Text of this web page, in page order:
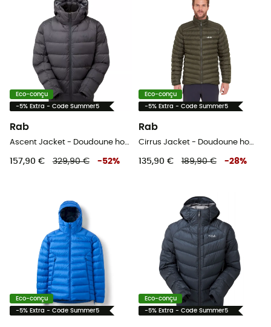
Eco-conçu
-5% Extra - Code Summer5
Rab
Ascent Jacket - Doudoune homme
157,90 € 329,90 € -52%
Eco-conçu
-5% Extra - Code Summer5
Rab
Cirrus Jacket - Doudoune homme
135,90 € 189,90 € -28%
Eco-conçu
-5% Extra - Code Summer5
Eco-conçu
-5% Extra - Code Summer5